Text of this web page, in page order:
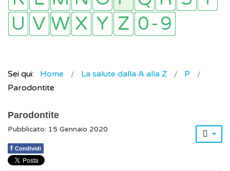
Sei qui: Home La salute dalla A alla Z
P
Parodontite
Parodontite
Pubblicato: 15 Gennaio 2020
f Condividi